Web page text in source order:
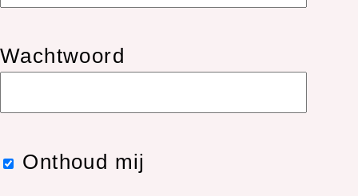
Wachtwoord
Onthoud mij